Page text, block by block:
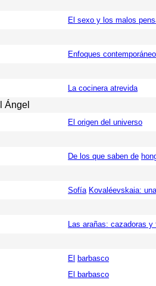
El sexo y los malos
Enfoques
La cocinera atrevida
Ángel
El origen del universo
De los que saben de
Sofía Kovaléevskaia:
Las arañas: cazadoras
El
barbasco
El barbasco